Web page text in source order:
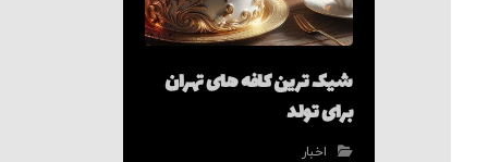
شیک ترین کافه های تهران
برای تولد
اخبار